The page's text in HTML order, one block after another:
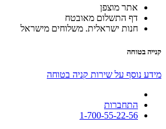
אתר מוצפן
דף התשלום מאובטח
חנות ישראלית. משלוחים מישראל
קנייה בטוחה
מידע נוסף על שירות קניה בטוחה
התחברות
1-700-55-22-56